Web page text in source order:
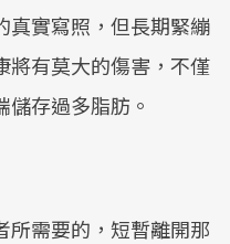
真實寫照，但長期緊繃
將有莫大的傷害，不僅
存過多脂肪。
所需要的，短暫離開那